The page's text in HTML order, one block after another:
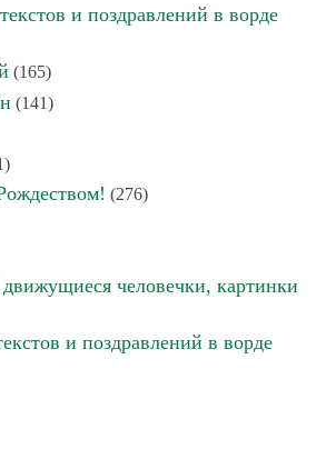
и поздравлений в ворде
(165)
(141)
(276)
человечки, картинки
и поздравлений в ворде